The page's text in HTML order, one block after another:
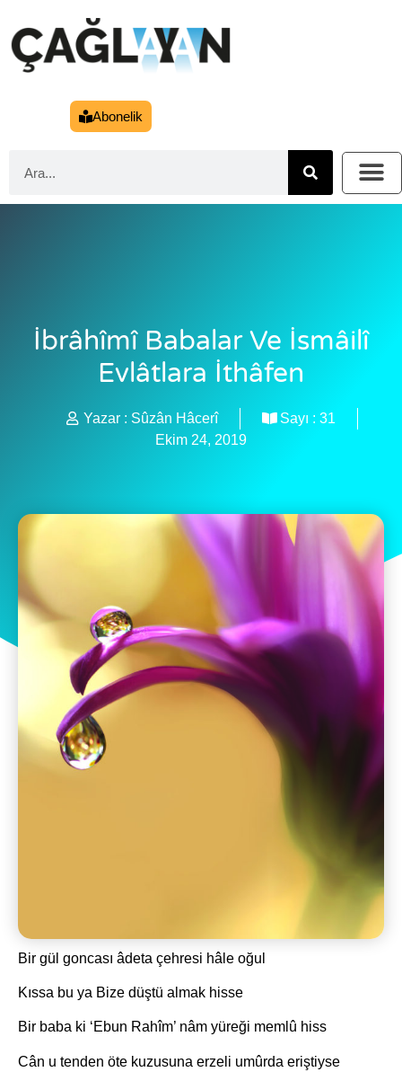
Abonelik
İbrâhîmî Babalar Ve İsmâilî
Evlâtlara İthâfen
Yazar : Sûzân Hâcerî Sayı : 31
Ekim 24, 2019
Bir gül goncası âdeta çehresi hâle oğul
Kıssa bu ya Bize düştü almak hisse
Bir baba ki ‘Ebun Rahîm’ nâm yüreği memlû hiss
Cân u tenden öte kuzusuna erzeli umûrda eriştiyse